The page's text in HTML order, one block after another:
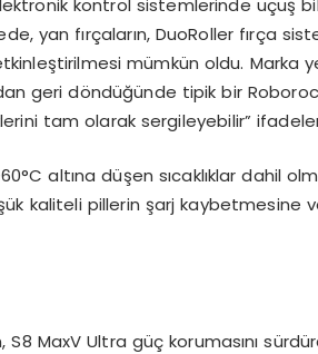
kontrol sistemlerinde uçuş
yan fırçaların, DuoRoller fırça
mümkün oldu. Marka
geri döndüğünde tipik bir
tam olarak sergileyebilir”
altına düşen sıcaklıklar dahil
kaliteli pillerin şarj kaybetmesine
MaxV Ultra güç korumasını